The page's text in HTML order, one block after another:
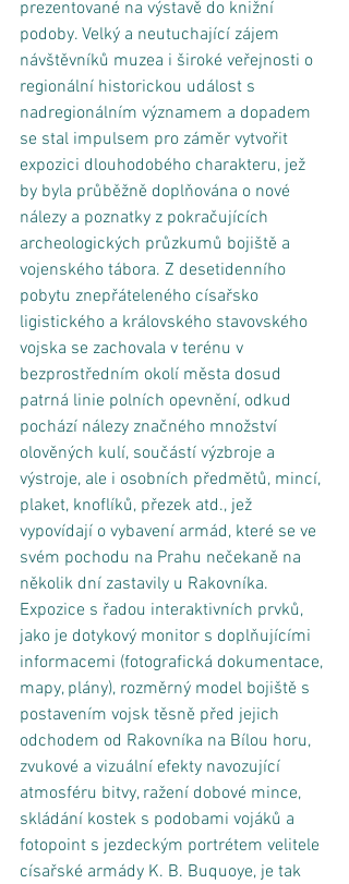
prezentované na výstavě do knižní
podoby. Velký a neutuchající zájem
návštěvníků muzea i široké veřejnosti o
regionální historickou událost s
nadregionálním významem a dopadem
se stal impulsem pro záměr vytvořit
expozici dlouhodobého charakteru, jež
by byla průběžně doplňována o nové
nálezy a poznatky z pokračujících
archeologických průzkumů bojiště a
vojenského tábora. Z desetidenního
pobytu znepřáteleného císařsko
ligistického a královského stavovského
vojska se zachovala v terénu v
bezprostředním okolí města dosud
patrná linie polních opevnění, odkud
pochází nálezy značného množství
olověných kulí, součástí výzbroje a
výstroje, ale i osobních předmětů, mincí,
plaket, knoflíků, přezek atd., jež
vypovídají o vybavení armád, které se ve
svém pochodu na Prahu nečekaně na
několik dní zastavily u Rakovníka.
Expozice s řadou interaktivních prvků,
jako je dotykový monitor s doplňujícími
informacemi (fotografická dokumentace,
mapy, plány), rozměrný model bojiště s
postavením vojsk těsně před jejich
odchodem od Rakovníka na Bílou horu,
zvukové a vizuální efekty navozující
atmosféru bitvy, ražení dobové mince,
skládání kostek s podobami vojáků a
fotopoint s jezdeckým portrétem velitele
císařské armády K. B. Buquoye, je tak